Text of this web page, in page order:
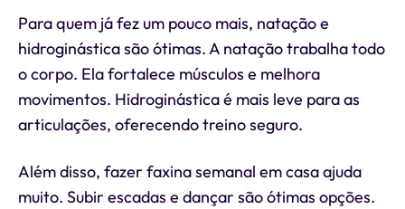
Para quem já fez um pouco mais, natação e
hidroginástica são ótimas. A natação trabalha todo
o corpo. Ela fortalece músculos e melhora
movimentos. Hidroginástica é mais leve para as
articulações, oferecendo treino seguro.
Além disso, fazer faxina semanal em casa ajuda
muito. Subir escadas e dançar são ótimas opções.